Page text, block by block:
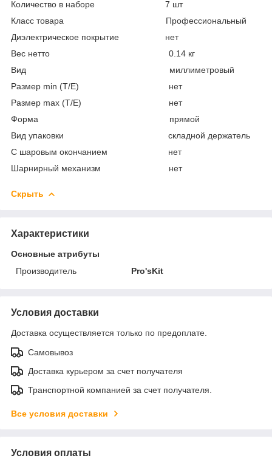
Количество в наборе 7 шт
Класс товара Профессиональный
Диэлектрическое покрытие нет
Вес нетто 0.14 кг
Вид миллиметровый
Размер min (Т/E) нет
Размер max (T/E) нет
Форма прямой
Вид упаковки складной держатель
С шаровым окончанием нет
Шарнирный механизм нет
Скрыть
Характеристики
Основные атрибуты
Производитель
Pro'sKit
Условия доставки
Доставка осуществляется только по предоплате.
Самовывоз
Доставка курьером за счет получателя
Транспортной компанией за счет получателя.
Все условия доставки
Условия оплаты